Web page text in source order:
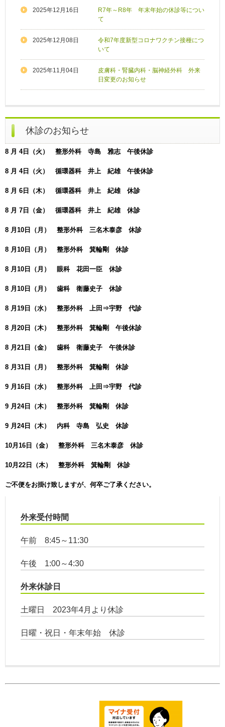
2025年12月16日
R7年～R8年 年末年始の休診等につい
て
2025年12月08日
令和7年度新型コロナワクチン接種につ
いて
2025年11月04日
皮膚科・腎臓内科・脳神経外科 外来
日変更のお知らせ
休診のお知らせ
8 月 4日（火） 整形外科 寺島 雅志 午後休診
8 月 4日（火） 循環器科 井上 紀雄 午後休診
8 月 6日（木） 循環器科 井上 紀雄 休診
8 月 7日（金） 循環器科 井上 紀雄 休診
8 月10日（月） 整形外科 三名木泰彦 休診
8 月10日（月） 整形外科 箕輪剛 休診
8 月10日（月） 眼科 花田一臣 休診
8 月10日（月） 歯科 衛藤史子 休診
8 月19日（水） 整形外科 上田⇒宇野 代診
8 月20日（木） 整形外科 箕輪剛 午後休診
8 月21日（金） 歯科 衛藤史子 午後休診
8 月31日（月） 整形外科 箕輪剛 休診
9 月16日（水） 整形外科 上田⇒宇野 代診
9 月24日（木） 整形外科 箕輪剛 休診
9 月24日（木） 内科 寺島 弘史 休診
10月16日（金） 整形外科 三名木泰彦 休診
10月22日（木） 整形外科 箕輪剛 休診
ご不便をお掛け致しますが、何卒ご了承ください。
外来受付時間
午前 8:45～11:30
午後 1:00～4:30
外来休診日
土曜日 2023年4月より休診
日曜・祝日・年末年始 休診